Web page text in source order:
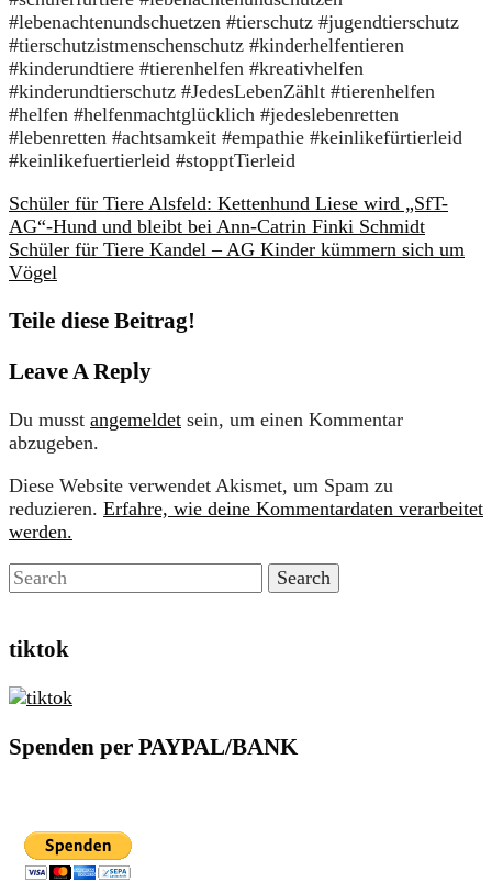
#lebenachtenundschuetzen #tierschutz #jugendtierschutz
#tierschutzistmenschenschutz #kinderhelfentieren
#kinderundtiere #tierenhelfen #kreativhelfen
#kinderundtierschutz #JedesLebenZählt #tierenhelfen
#helfen #helfenmachtglücklich #jedeslebenretten
#lebenretten #achtsamkeit #empathie #keinlikefürtierleid
#keinlikefuertierleid #stopptTierleid
Schüler für Tiere Alsfeld: Kettenhund Liese wird „SfT-
AG“-Hund und bleibt bei Ann-Catrin Finki Schmidt
Schüler für Tiere Kandel – AG Kinder kümmern sich um
Vögel
Teile diese Beitrag!
Leave A Reply
Du musst angemeldet sein, um einen Kommentar
abzugeben.
Diese Website verwendet Akismet, um Spam zu
reduzieren. Erfahre, wie deine Kommentardaten verarbeitet
werden.
tiktok
Spenden per PAYPAL/BANK